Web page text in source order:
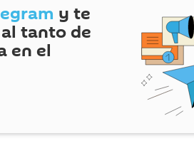
y te
tanto de
en el